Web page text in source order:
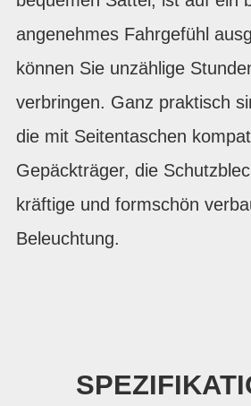
angenehmes Fahrgefühl
können Sie unzählige
verbringen. Ganz praktisch
die mit Seitentaschen
Gepäckträger, die
kräftige und formschön
Beleuchtung.